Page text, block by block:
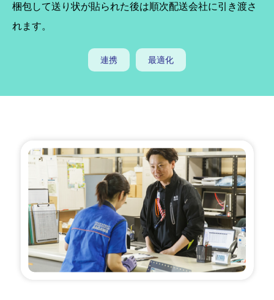
梱包して送り状が貼られた後は順次配送会社に引き渡さ
れます。
連携 最適化